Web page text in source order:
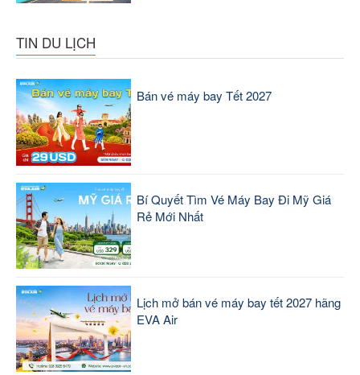
TIN DU LỊCH
Bán vé máy bay Tết 2027
Bí Quyết Tìm Vé Máy Bay Đi Mỹ Giá
Rẻ Mới Nhất
Lịch mở bán vé máy bay tết 2027 hãng
EVA Air